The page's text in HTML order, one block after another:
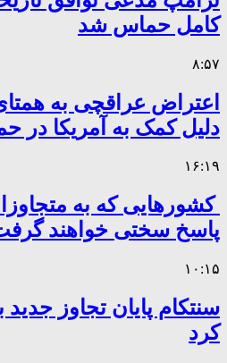
کامل حماس شد
۸:۵۷
اعتراض عراقچی به
دلیل کمک به آمریکا در
۱۶:۱۹
کشورهایی که به
پاسخ سختی خواهند
۱۰:۱۵
سنتکام پایان تجاوز جدید
کرد